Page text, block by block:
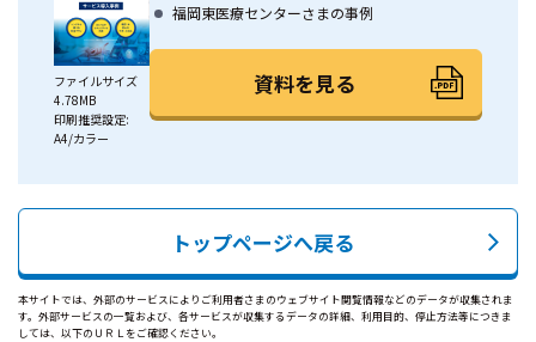
ファイルサイズ
4.78MB
印刷推奨設定:
A4/カラー
福岡東医療センターさまの事例
資料を見る
トップページへ戻る
本サイトでは、外部のサービスによりご利用者さまのウェブサイト閲覧情報などのデータが収集されま
す。外部サービスの一覧および、各サービスが収集するデータの詳細、利用目的、停止方法等につきま
しては、以下のＵＲＬをご確認ください。